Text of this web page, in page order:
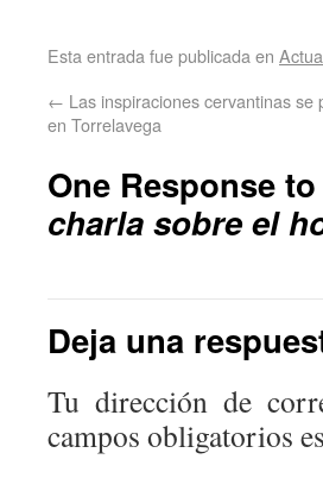
Esta entrada fue publicada en
← Las inspiraciones cervantinas se
en Torrelavega
One Response to
charla sobre el
Deja una
Tu dirección de
campos obligatorios